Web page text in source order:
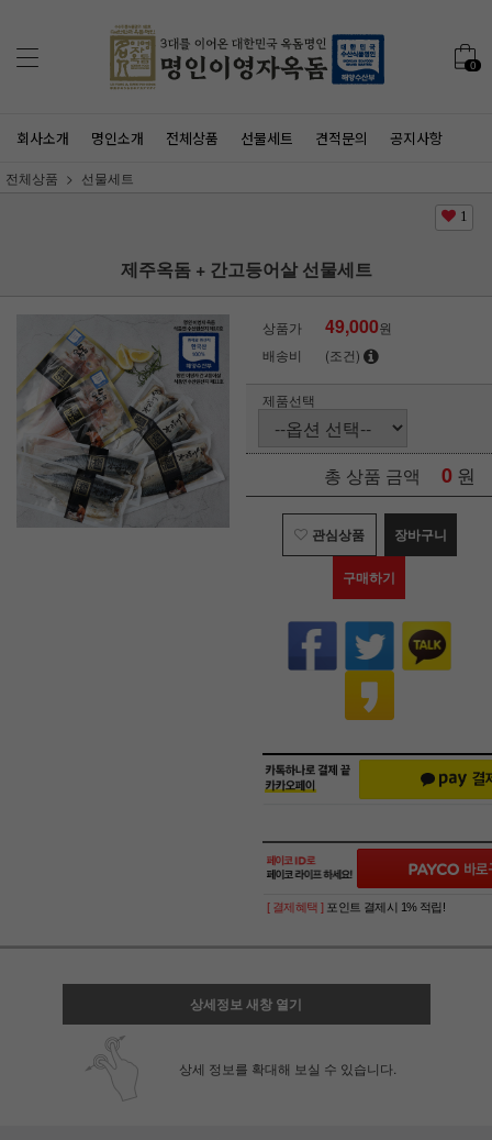
0
회사소개 명인소개 전체상품 선물세트 견적문의 공지사항
전체상품 선물세트
1
제주옥돔 + 간고등어살 선물세트
상품가 49,000원
배송비
(조건)
제품선택
총 상품 금액 0 원
관심상품 장바구니
구매하기
[ 결제혜택 ] 포인트 결제시 1% 적립!
상세정보 새창 열기
상세 정보를 확대해 보실 수 있습니다.